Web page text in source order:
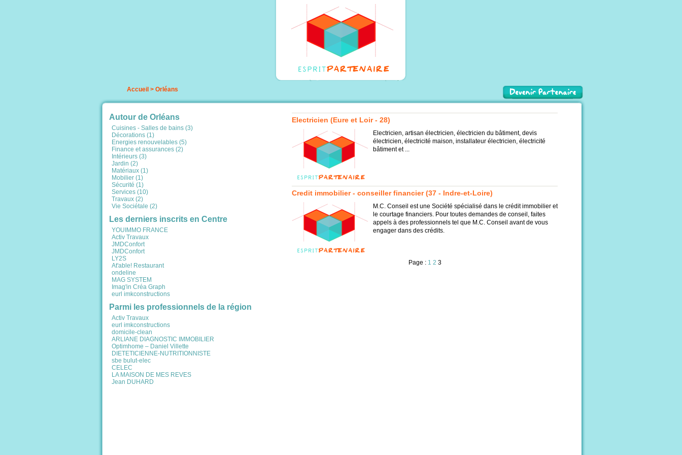
Accueil > Orléans
Autour de Orléans
Cuisines - Salles de bains (3)
Décorations (1)
Energies renouvelables (5)
Finance et assurances (2)
Intérieurs (3)
Jardin (2)
Matériaux (1)
Mobilier (1)
Sécurité (1)
Services (10)
Travaux (2)
Vie Sociétale (2)
Les derniers inscrits en Centre
YOUIMMO FRANCE
Activ Travaux
JMDConfort
JMDConfort
LY2S
At'able! Restaurant
ondeline
MAG SYSTEM
Imag'in Créa Graph
eurl imkconstructions
Parmi les professionnels de la région
Activ Travaux
eurl imkconstructions
domicile-clean
ARLIANE DIAGNOSTIC IMMOBILIER
Optimhome – Daniel Villette
DIETETICIENNE-NUTRITIONNISTE
sbe bulut-elec
CELEC
LA MAISON DE MES REVES
Jean DUHARD
Electricien (Eure et Loir - 28)
Electricien, artisan électricien, électricien du bâtiment, devis
électricien, électricité maison, installateur électricien, électricité
bâtiment et ...
Credit immobilier - conseiller financier (37 - Indre-et-Loire)
M.C. Conseil est une Société spécialisé dans le crédit immobilier et
le courtage financiers. Pour toutes demandes de conseil, faites
appels à des professionnels tel que M.C. Conseil avant de vous
engager dans des crédits.
Page : 1 2 3